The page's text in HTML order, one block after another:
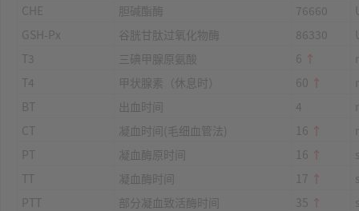
CHE
胆碱酯酶 76660
GSH-Px
谷胱甘肽过氧化物酶 86330
T3
三碘甲腺原氨酸 6 ↑
T4
甲状腺素（休息时） 60 ↑
BT
出血时间 4
CT
凝血时间(毛细血管法) 16 ↑
PT
凝血酶原时间 16 ↑
TT
凝血酶时间 17 ↑
PTT
部分凝血致活酶时间 35 ↑